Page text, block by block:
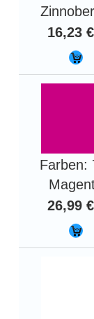
16,23
Farben:
26,99